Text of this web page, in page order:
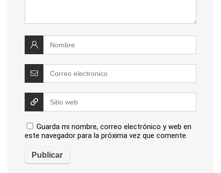
Guarda mi nombre, correo electrónico y web en
este navegador para la próxima vez que comente.